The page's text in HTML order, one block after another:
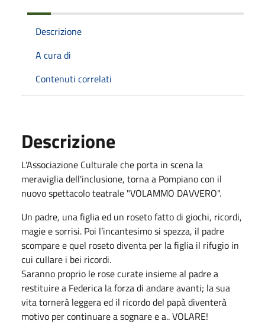
Descrizione
A cura di
Contenuti correlati
Descrizione
L'Associazione Culturale che porta in scena la
meraviglia dell'inclusione, torna a Pompiano con il
nuovo spettacolo teatrale "VOLAMMO DAVVERO".
Un padre, una figlia ed un roseto fatto di giochi, ricordi,
magie e sorrisi. Poi l’incantesimo si spezza, il padre
scompare e quel roseto diventa per la figlia il rifugio in
cui cullare i bei ricordi.
Saranno proprio le rose curate insieme al padre a
restituire a Federica la forza di andare avanti; la sua
vita tornerà leggera ed il ricordo del papà diventerà
motivo per continuare a sognare e a.. VOLARE!